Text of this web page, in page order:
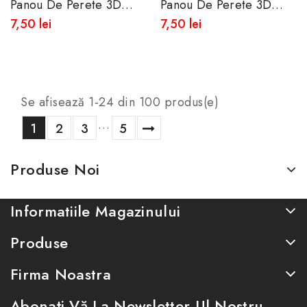
Panou De Perete 3D
Autoadeziv Din Spuma
Moale 77x70 Cm
7,50 lei
Panou De Perete 3D
Autoadeziv Din Spuma
Moale 77x70 Cm
7,50 lei
Se afisează 1-24 din 100 produs(e)
1
2 3 … 5
Produse Noi
Informatiile Magazinului
Produse
Firma Noastra